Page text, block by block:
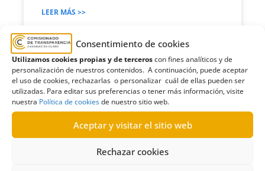
Consentimiento de cookies
Utilizamos cookies propias y de terceroscon fines analíticos y de
personalización de nuestros contenidos. A continuación, puede aceptar
el uso de cookies, rechazarlas o personalizar cuál de ellas pueden ser
utilizadas. Para editar sus preferencias o tener más información, visite
nuestra Política de cookiesde nuestro sitio web.
Aceptar y visitar el sitio web
Rechazar cookies
LEER MÁS >>
09/05/2025
R500/2024
Solicitud de datos al Ayuntamiento de
Valsequillo relacionados con el periodo